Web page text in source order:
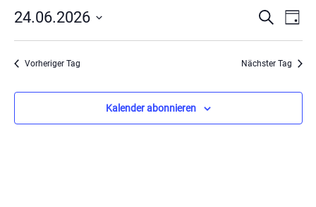
für
24.
Juni
2026
und
Suche
Tag
24.06.2026
Datum
wählen.
Vorheriger Tag Nächster Tag
Kalender abonnieren